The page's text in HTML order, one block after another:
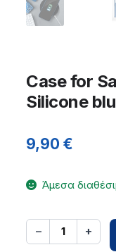
Case for
Silicone
9,90€
Άμεσα
− 1 +
for